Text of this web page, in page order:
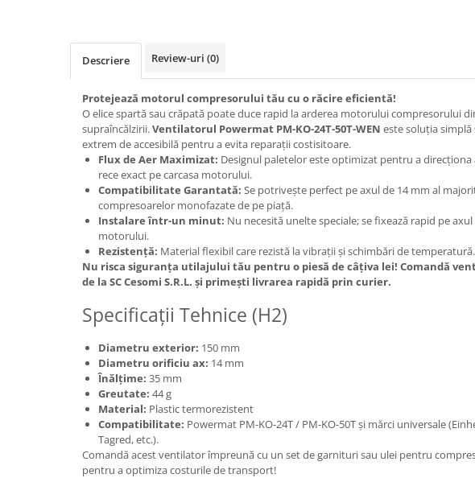
Scule Pneumatice
Suport motocicleta
Tunuri de caldura si aeroteme
Utilaje constructie
Descriere Review-uri (0)
Protejează motorul compresorului tău cu o răcire eficientă!
O elice spartă sau crăpată poate duce rapid la arderea motorului compresorului
supraîncălzirii.Ventilatorul Powermat PM-KO-24T-50T-WEN este soluția simplă
extrem de accesibilă pentru a evita reparații costisitoare.
Flux de Aer Maximizat: Designul paletelor este optimizat pentru a direcționa
rece exact pe carcasa motorului.
Compatibilitate Garantată: Se potrivește perfect pe axul de 14 mm al
compresoarelor monofazate de pe piață.
Instalare într-un minut: Nu necesită unelte speciale; se fixează rapid pe axul
motorului.
Rezistență: Material flexibil care rezistă la vibrații și schimbări de temperatură.
Nu risca siguranța utilajului tău pentru o piesă de câțiva lei! Comandă
de la SC Cesomi S.R.L. și primești livrarea rapidă prin curier.
Specificații Tehnice (H2)
Diametru exterior: 150 mm
Diametru orificiu ax: 14 mm
Înălțime: 35 mm
Greutate: 44 g
Material: Plastic termorezistent
Compatibilitate: Powermat PM-KO-24T / PM-KO-50T și mărci universale
Tagred, etc.).
Comandă acest ventilator împreună cu un set de garnituri sau ulei pentru
pentru a optimiza costurile de transport!